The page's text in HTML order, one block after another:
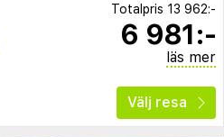
Totalpris 13 962:-
6 981:-
läs mer
Välj resa